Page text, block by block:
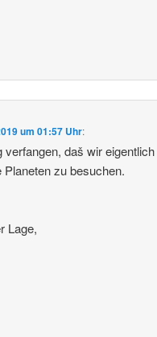
um 01:57 Uhr:
daš wir eigentlich
zu besuchen.
Lage,